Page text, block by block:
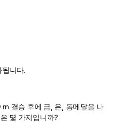
됩니다.
m 결승 후에 금, 은, 동메달을 나
몇 가지입니까?